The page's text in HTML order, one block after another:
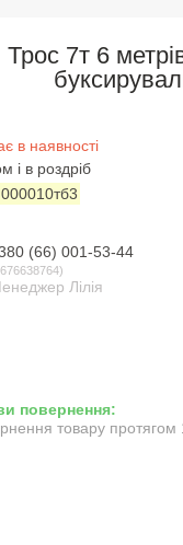
Трос 7т 6
в наявності
і в роздріб
000010тб3
(66) 001-53-44
Лілія
товару протягом